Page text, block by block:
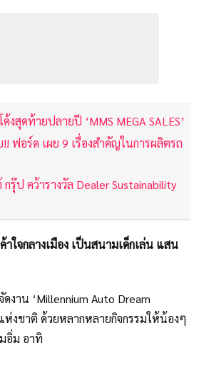
งสุดท้ายปลายปี ‘MMS MEGA SALES’
ฟอร์ด เผย 9 เรื่องสำคัญในการผลิตรถ
รุ๊ป คว้ารางวัล Dealer Sustainability
ใจกลางเมือง เป็นสนามเด็กเล่น แสน
งาน ‘Millennium Auto Dream
ห่งชาติ ด้วยหลากหลายกิจกรรมให้น้องๆ
อิ่ม อาทิ